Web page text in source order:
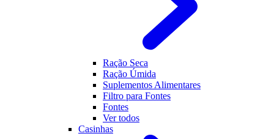
Ração Seca
Ração Úmida
Suplementos Alimentares
Filtro para Fontes
Fontes
Ver todos
Casinhas